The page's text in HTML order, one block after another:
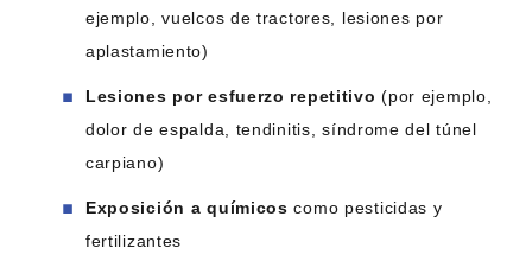
ejemplo, vuelcos de tractores, lesiones por
aplastamiento)
Lesiones por esfuerzo repetitivo (por ejemplo,
dolor de espalda, tendinitis, síndrome del túnel
carpiano)
Exposición a químicos como pesticidas y
fertilizantes